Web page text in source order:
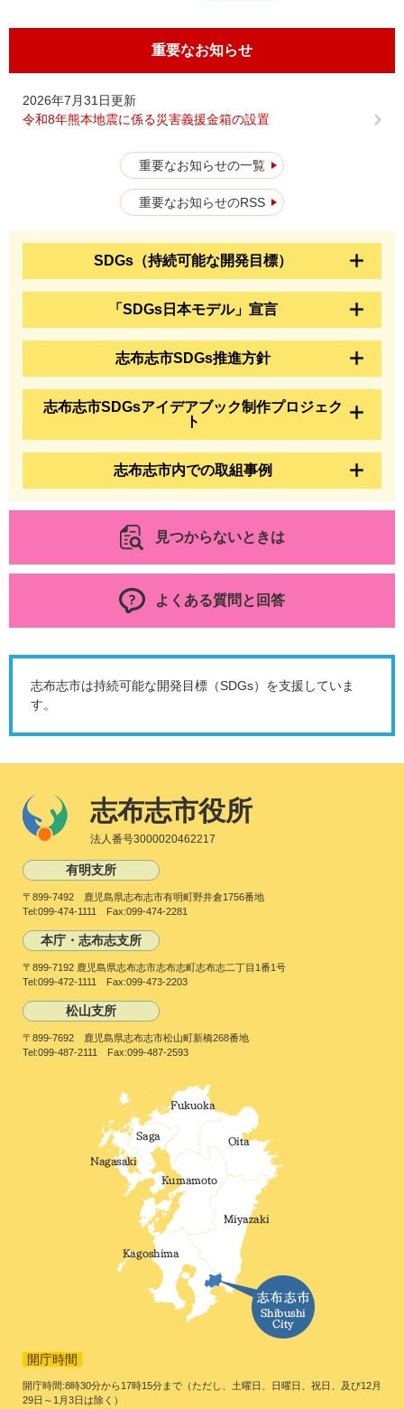
重要なお知らせ
2026年7月31日更新
令和8年熊本地震に係る災害義援金箱の設置
重要なお知らせの一覧
重要なお知らせのRSS
SDGs（持続可能な開発目標）
「SDGs日本モデル」宣言
志布志市SDGs推進方針
志布志市SDGsアイデアブック制作プロジェク
ト
志布志市内での取組事例
見つからないときは
よくある質問と回答
志布志市は持続可能な開発目標（SDGs）を支援していま
す。
志布志市役所
法人番号3000020462217
有明支所
〒899-7492 鹿児島県志布志市有明町野井倉1756番地
Tel:099-474-1111 Fax:099-474-2281
本庁・志布志支所
〒899-7192 鹿児島県志布志市志布志町志布志二丁目1番1号
Tel:099-472-1111 Fax:099-473-2203
松山支所
〒899-7692 鹿児島県志布志市松山町新橋268番地
Tel:099-487-2111 Fax:099-487-2593
開庁時間
開庁時間:8時30分から17時15分まで（ただし、土曜日、日曜日、祝日、及び12月
29日～1月3日は除く）